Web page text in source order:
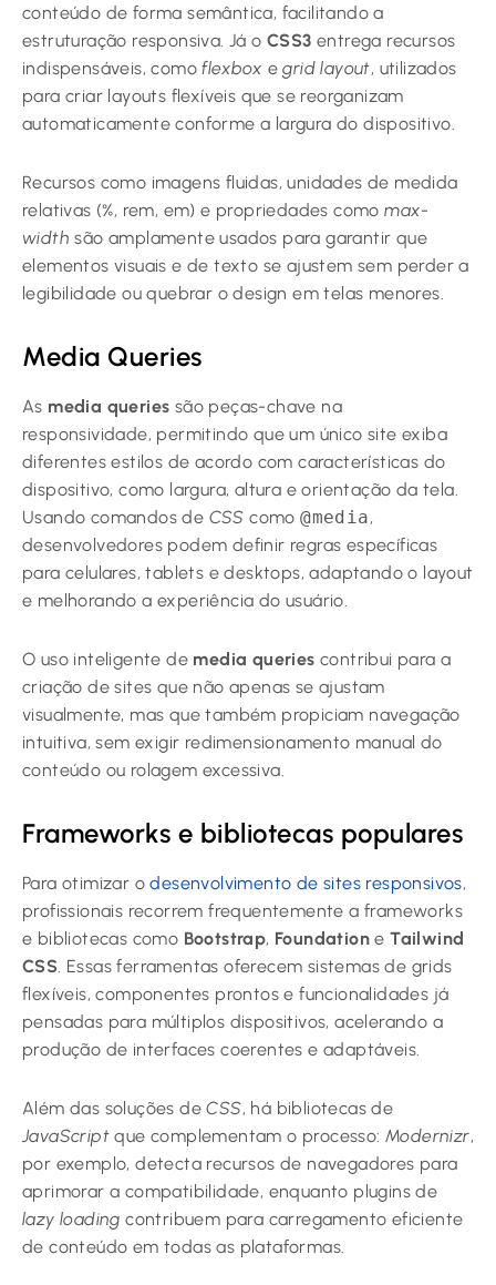
conteúdo de forma semântica, facilitando a
estruturação responsiva. Já o CSS3 entrega recursos
indispensáveis, comoflexbox egrid layout, utilizados
para criar layouts flexíveis que se reorganizam
automaticamente conforme a largura do dispositivo.
Recursos como imagens fluidas, unidades de medida
relativas (%, rem, em) e propriedades comomax-
width são amplamente usados para garantir que
elementos visuais e de texto se ajustem sem perder a
legibilidade ou quebrar o design em telas menores.
Media Queries
As media queries são peças-chave na
responsividade, permitindo que um único site exiba
diferentes estilos de acordo com características do
dispositivo, como largura, altura e orientação da tela.
Usando comandos de CSS como@media,
desenvolvedores podem definir regras específicas
para celulares, tablets e desktops, adaptando o layout
e melhorando a experiência do usuário.
O uso inteligente de media queries contribui para a
criação de sites que não apenas se ajustam
visualmente, mas que também propiciam navegação
intuitiva, sem exigir redimensionamento manual do
conteúdo ou rolagem excessiva.
Frameworks e bibliotecas populares
Para otimizar odesenvolvimento de sites responsivos,
profissionais recorrem frequentemente a frameworks
e bibliotecas como Bootstrap, Foundation eTailwind
CSS . Essas ferramentas oferecem sistemas de grids
flexíveis, componentes prontos e funcionalidades já
pensadas para múltiplos dispositivos, acelerando a
produção de interfaces coerentes e adaptáveis.
Além das soluções deCSS, há bibliotecas de
JavaScript que complementam o processo: Modernizr,
por exemplo, detecta recursos de navegadores para
aprimorar a compatibilidade, enquanto plugins de
lazy loading contribuem para carregamento eficiente
de conteúdo em todas as plataformas.